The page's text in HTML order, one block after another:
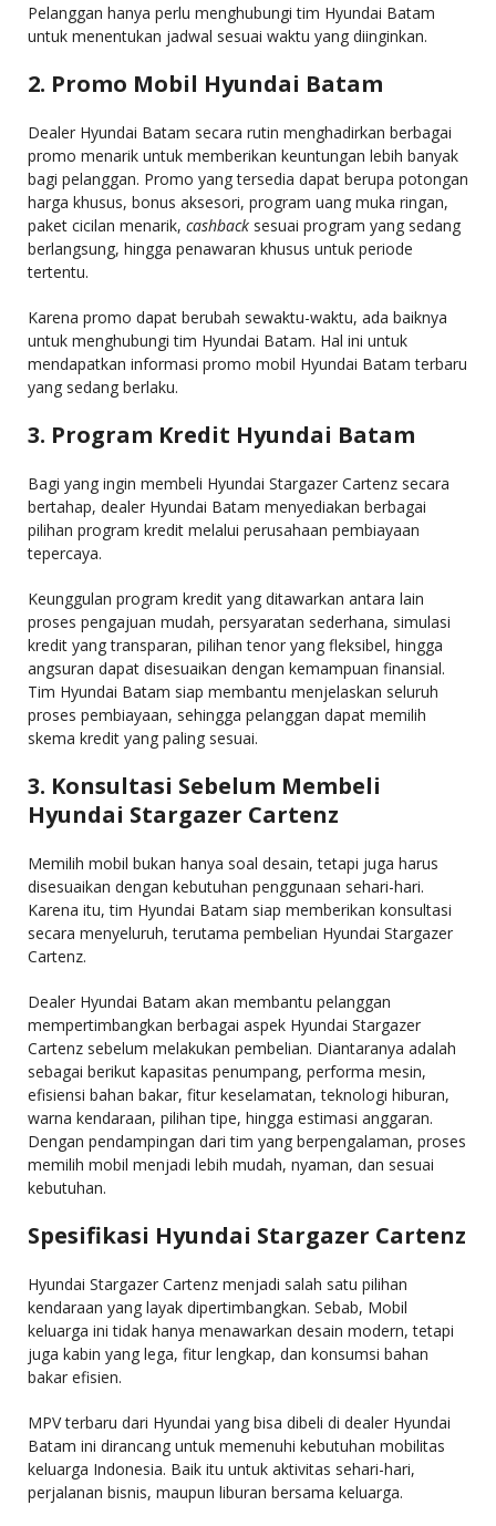
Pelanggan hanya perlu menghubungi tim Hyundai Batam
untuk menentukan jadwal sesuai waktu yang diinginkan.
2. Promo Mobil Hyundai Batam
Dealer Hyundai Batam secara rutin menghadirkan berbagai
promo menarik untuk memberikan keuntungan lebih banyak
bagi pelanggan. Promo yang tersedia dapat berupa potongan
harga khusus, bonus aksesori, program uang muka ringan,
paket cicilan menarik, cashback sesuai program yang sedang
berlangsung, hingga penawaran khusus untuk periode
tertentu.
Karena promo dapat berubah sewaktu-waktu, ada baiknya
untuk menghubungi tim Hyundai Batam. Hal ini untuk
mendapatkan informasi promo mobil Hyundai Batam terbaru
yang sedang berlaku.
3. Program Kredit Hyundai Batam
Bagi yang ingin membeli Hyundai Stargazer Cartenz secara
bertahap, dealer Hyundai Batam menyediakan berbagai
pilihan program kredit melalui perusahaan pembiayaan
tepercaya.
Keunggulan program kredit yang ditawarkan antara lain
proses pengajuan mudah, persyaratan sederhana, simulasi
kredit yang transparan, pilihan tenor yang fleksibel, hingga
angsuran dapat disesuaikan dengan kemampuan finansial.
Tim Hyundai Batam siap membantu menjelaskan seluruh
proses pembiayaan, sehingga pelanggan dapat memilih
skema kredit yang paling sesuai.
3. Konsultasi Sebelum Membeli
Hyundai Stargazer Cartenz
Memilih mobil bukan hanya soal desain, tetapi juga harus
disesuaikan dengan kebutuhan penggunaan sehari-hari.
Karena itu, tim Hyundai Batam siap memberikan konsultasi
secara menyeluruh, terutama pembelian Hyundai Stargazer
Cartenz.
Dealer Hyundai Batam akan membantu pelanggan
mempertimbangkan berbagai aspek Hyundai Stargazer
Cartenz sebelum melakukan pembelian. Diantaranya adalah
sebagai berikut kapasitas penumpang, performa mesin,
efisiensi bahan bakar, fitur keselamatan, teknologi hiburan,
warna kendaraan, pilihan tipe, hingga estimasi anggaran.
Dengan pendampingan dari tim yang berpengalaman, proses
memilih mobil menjadi lebih mudah, nyaman, dan sesuai
kebutuhan.
Spesifikasi Hyundai Stargazer Cartenz
Hyundai Stargazer Cartenz menjadi salah satu pilihan
kendaraan yang layak dipertimbangkan. Sebab, Mobil
keluarga ini tidak hanya menawarkan desain modern, tetapi
juga kabin yang lega, fitur lengkap, dan konsumsi bahan
bakar efisien.
MPV terbaru dari Hyundai yang bisa dibeli di dealer Hyundai
Batam ini dirancang untuk memenuhi kebutuhan mobilitas
keluarga Indonesia. Baik itu untuk aktivitas sehari-hari,
perjalanan bisnis, maupun liburan bersama keluarga.